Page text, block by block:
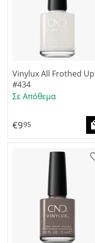
Vinylux All Frothed Up
#434
Σε Απόθεμα
€995